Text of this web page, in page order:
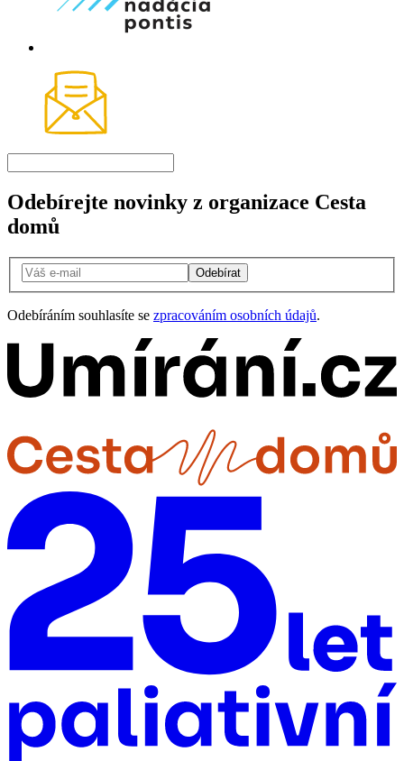
Odebírejte novinky z organizace Cesta
domů
Odebírat
Odebíráním souhlasíte se zpracováním osobních údajů.